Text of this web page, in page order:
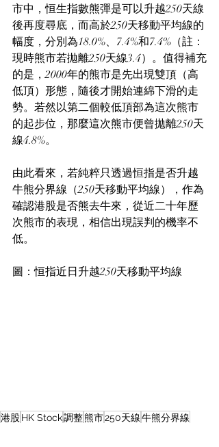
市中，恒生指數熊彈是可以升越250天線
後再度尋底，而高於250天移動平均線的
幅度，分別為18.0%、7.4%和7.4%（註：
現時熊市若拋離250天線3.4）。值得補充
的是，2000年的熊市是先出現雙頂（高
低頂）形態，隨後才開始連綿下滑的走
勢。若然以第二個較低頂部為這次熊市
的起步位，那麼這次熊市便曾拋離250天
線4.8%。
由此看來，若純粹只透過恒指是否升越
牛熊分界線（250天移動平均線），作為
確認港股是否熊去牛來，從近二十年歷
次熊市的表現，相信出現誤判的機率不
低。
圖：恒指近日升越250天移動平均線
港股HK Stock調整熊市250天線牛熊分界線